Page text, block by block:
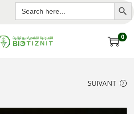
Search
for:
0
SUIVANT